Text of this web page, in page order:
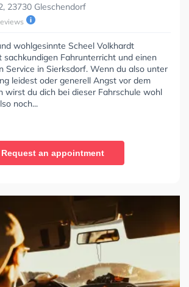
23730 Gleschendorf
wohlgesinnte Scheel Volkhardt
sachkundigen Fahrunterricht und einen
Service in Sierksdorf. Wenn du also unter
leidest oder generell Angst vor dem
wirst du dich bei dieser Fahrschule wohl
noch...
Request an appointment